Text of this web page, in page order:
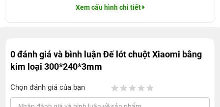
Xem cấu hình chi tiết
0 đánh giá và bình luậnĐế lót chuột Xiaomi bằng
kim loại 300*240*3mm
Chọn đánh giá của bạn